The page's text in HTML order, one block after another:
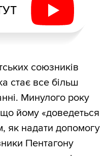
союзників
стає все більш
Минулого року
йому «доведеться
як надати допомогу
Пентагону